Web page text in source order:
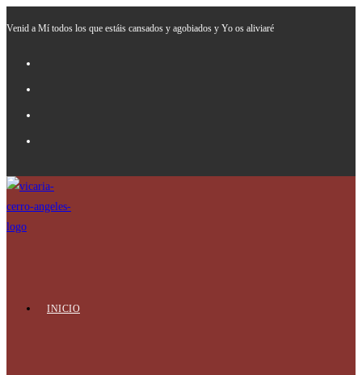
Venid a Mí todos los que estáis cansados y agobiados y Yo os aliviaré
INICIO